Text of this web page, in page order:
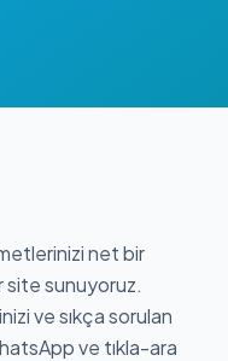
net bir
site sunuyoruz.
ve sıkça sorulan
ve tıkla-ara